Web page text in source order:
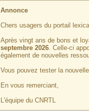
Annonce
Chers usagers du portail
Après vingt ans de bons et
septembre 2026. Celle-ci
également de nouvelles
Vous pouvez tester la
En vous remerciant,
L'équipe du CNRTL